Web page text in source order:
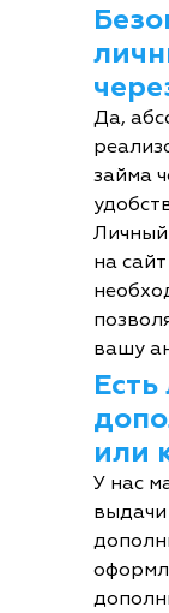
Да,
займа
Личный
на
вашу
Есть
или
У нас
выдачи